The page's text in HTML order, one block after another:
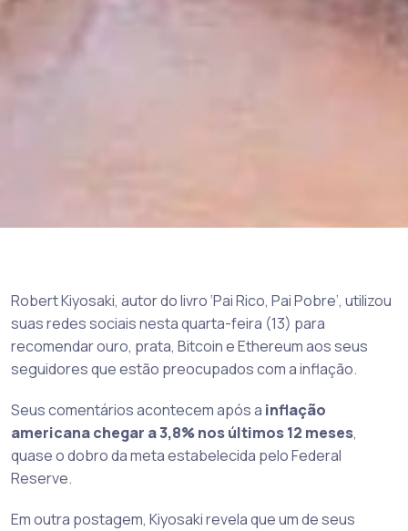
Robert Kiyosaki, autor do livro ‘Pai Rico, Pai Pobre’, utilizou
suas redes sociais nesta quarta-feira (13) para
recomendar ouro, prata, Bitcoin e Ethereum aos seus
seguidores que estão preocupados com a inflação.
Seus comentários acontecem após a inflação
americana chegar a 3,8% nos últimos 12 meses,
quase o dobro da meta estabelecida pelo Federal
Reserve.
Em outra postagem, Kiyosaki revela que um de seus